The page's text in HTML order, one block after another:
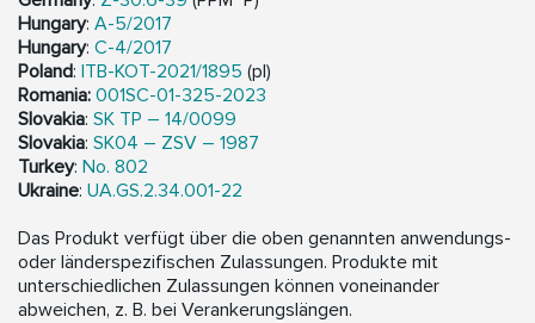
Hungary: A-5/2017
Hungary: C-4/2017
Poland: ITB-KOT-2021/1895 (pl)
Romania: 001SC-01-325-2023
Slovakia: SK TP – 14/0099
Slovakia: SK04 – ZSV – 1987
Turkey: No. 802
Ukraine: UA.GS.2.34.001-22
Das Produkt verfügt über die oben genannten anwendungs-
oder länderspezifischen Zulassungen. Produkte mit
unterschiedlichen Zulassungen können voneinander
abweichen, z. B. bei Verankerungslängen.